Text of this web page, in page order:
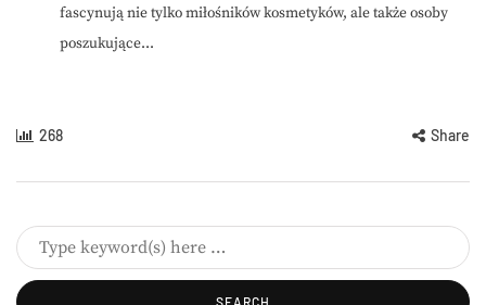
fascynują nie tylko miłośników kosmetyków, ale także osoby
poszukujące...
268 Share